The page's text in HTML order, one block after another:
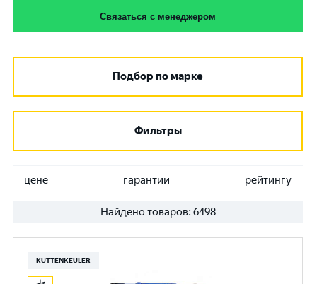
Связаться с менеджером
Подбор по марке
Фильтры
цене гарантии рейтингу
Найдено товаров: 6498
KUTTENKEULER